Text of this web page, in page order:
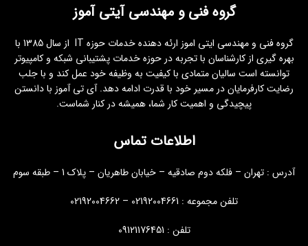
گروه فنی و مهندسی آیتی آموز
گروه فنی و مهندسی ایتی اموز ارئه دهنده خدمات حوزه IT از سال 1385 با
بهره گیری از کارشناسان با تجربه در حوزه خدمات پشتیبانی شبکه و کامپیوتر
توانسته است سالیان متمادی با کیفیت به وظیفه خود عمل کند و با جلب
رضایت کارفرمایان در مسیر خود با قدرت ادامه دهد. آی تی آموز با دانستن
پیچیدگی و اهمیت کار شما، همیشه در کنار شماست.
اطلاعات تماس
آدرس : تهران – فلکه دوم صادقیه – خیابان طاهریان – پلاک 1 – طبقه سوم
تلفن مجموعه : 02192004661 – 02192004662
تلفن : 09121176451